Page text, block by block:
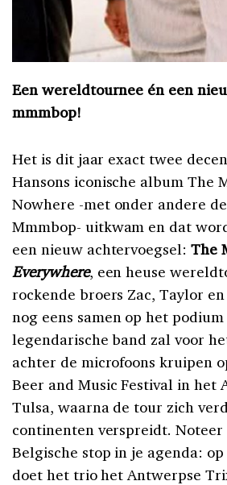
Een wereldtournee én een
mmmbop!
Het is dit jaar exact twee
Hansons iconische album The
Nowhere -met onder andere
Mmmbop- uitkwam en dat
een nieuw achtervoegsel:The
Everywhere, een heuse
rockende broers Zac, Taylor
nog eens samen op het
legendarische band zal voor
achter de microfoons kruipen
Beer and Music Festival in het
Tulsa, waarna de tour zich
continenten verspreidt. Noteer
Belgische stop in je agenda: op
doet het trio het Antwerpse